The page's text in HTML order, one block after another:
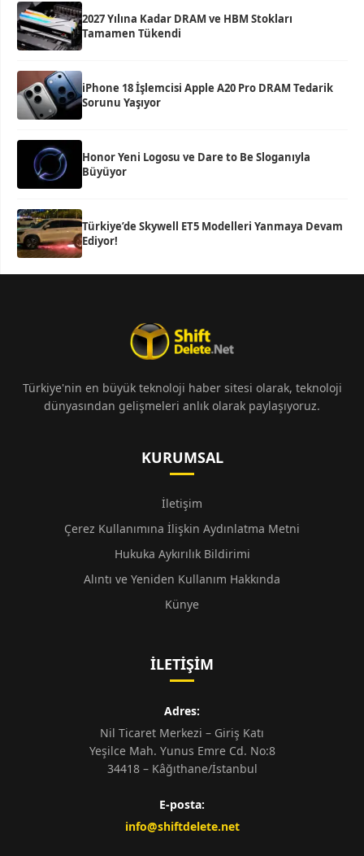
2027 Yılına Kadar DRAM ve HBM Stokları
Tamamen Tükendi
iPhone 18 İşlemcisi Apple A20 Pro DRAM Tedarik
Sorunu Yaşıyor
Honor Yeni Logosu ve Dare to Be Sloganıyla
Büyüyor
Türkiye’de Skywell ET5 Modelleri Yanmaya Devam
Ediyor!
Türkiye'nin en büyük teknoloji haber sitesi olarak, teknoloji
dünyasından gelişmeleri anlık olarak paylaşıyoruz.
KURUMSAL
İletişim
Çerez Kullanımına İlişkin Aydınlatma Metni
Hukuka Aykırılık Bildirimi
Alıntı ve Yeniden Kullanım Hakkında
Künye
İLETIŞIM
Adres:
Nil Ticaret Merkezi – Giriş Katı
Yeşilce Mah. Yunus Emre Cd. No:8
34418 – Kâğıthane/İstanbul
E-posta:
info@shiftdelete.net